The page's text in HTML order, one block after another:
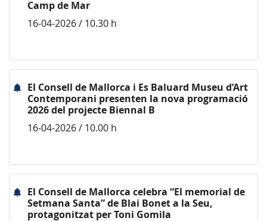
Camp de Mar
16-04-2026 / 10.30 h
El Consell de Mallorca i Es Baluard Museu d’Art
Contemporani presenten la nova programació
2026 del projecte Biennal B
16-04-2026 / 10.00 h
El Consell de Mallorca celebra “El memorial de
Setmana Santa” de Blai Bonet a la Seu,
protagonitzat per Toni Gomila